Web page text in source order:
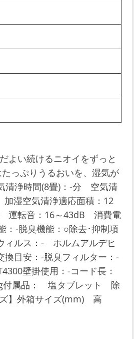
よい続けるニオイをずっと
っぷりうるおいを、湿気が
清浄時間(8畳)：-分 空気清
湿空気清浄適応面積：12
転音：16～43dB 消費電
-脱臭機能：○除去･抑制項
ルス：- ホルムアルデヒ
換目安：-脱臭フィルター：-
壁掛使用：-コード長：
付属品： 塩タブレット 除
】外箱サイズ(mm) 高